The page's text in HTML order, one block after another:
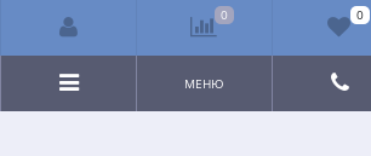
МЕНЮ
0 0